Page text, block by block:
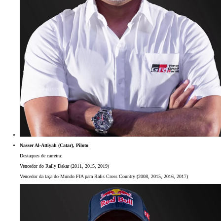
Nasser Al-Attiyah (Catar), Piloto
Destaques de carreira:
Vencedor do Rally Dakar (2011, 2015, 2019)
Vencedor da taça do Mundo FIA para Ralis Cross Country (2008, 2015, 2016, 2017)